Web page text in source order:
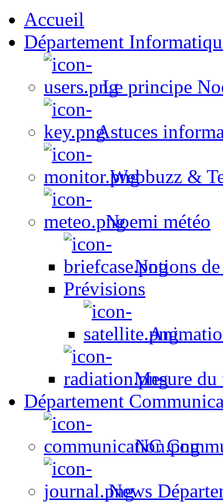
Accueil
Département
Le principe
Astuces
Webbuzz &
Noemi météo
Notions
Prévisions
Mesure du
Département
NC
News